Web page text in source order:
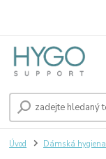
Úvod Dámská hygiena